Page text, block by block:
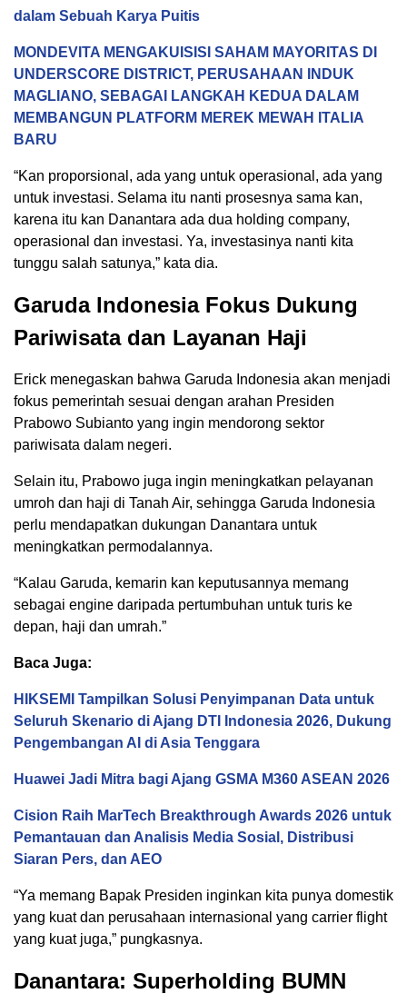
dalam Sebuah Karya Puitis
MONDEVITA MENGAKUISISI SAHAM MAYORITAS DI
UNDERSCORE DISTRICT, PERUSAHAAN INDUK
MAGLIANO, SEBAGAI LANGKAH KEDUA DALAM
MEMBANGUN PLATFORM MEREK MEWAH ITALIA
BARU
“Kan proporsional, ada yang untuk operasional, ada yang
untuk investasi. Selama itu nanti prosesnya sama kan,
karena itu kan Danantara ada dua holding company,
operasional dan investasi. Ya, investasinya nanti kita
tunggu salah satunya,” kata dia.
Garuda Indonesia Fokus Dukung
Pariwisata dan Layanan Haji
Erick menegaskan bahwa Garuda Indonesia akan menjadi
fokus pemerintah sesuai dengan arahan Presiden
Prabowo Subianto yang ingin mendorong sektor
pariwisata dalam negeri.
Selain itu, Prabowo juga ingin meningkatkan pelayanan
umroh dan haji di Tanah Air, sehingga Garuda Indonesia
perlu mendapatkan dukungan Danantara untuk
meningkatkan permodalannya.
“Kalau Garuda, kemarin kan keputusannya memang
sebagai engine daripada pertumbuhan untuk turis ke
depan, haji dan umrah.”
Baca Juga:
HIKSEMI Tampilkan Solusi Penyimpanan Data untuk
Seluruh Skenario di Ajang DTI Indonesia 2026, Dukung
Pengembangan AI di Asia Tenggara
Huawei Jadi Mitra bagi Ajang GSMA M360 ASEAN 2026
Cision Raih MarTech Breakthrough Awards 2026 untuk
Pemantauan dan Analisis Media Sosial, Distribusi
Siaran Pers, dan AEO
“Ya memang Bapak Presiden inginkan kita punya domestik
yang kuat dan perusahaan internasional yang carrier flight
yang kuat juga,” pungkasnya.
Danantara: Superholding BUMN